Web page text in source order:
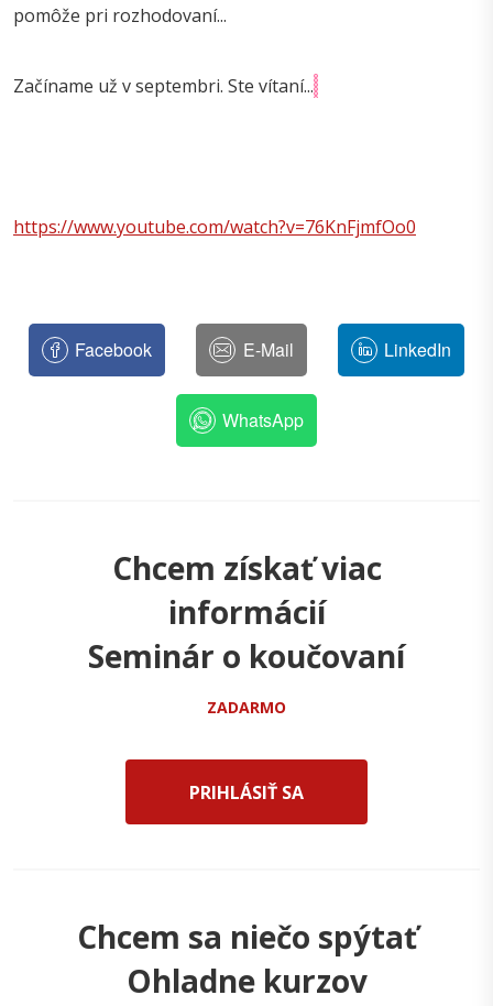
pomôže pri rozhodovaní...
Začíname už v septembri. Ste vítaní...
https://www.youtube.com/watch?v=76KnFjmfOo0
Facebook E-Mail LinkedIn
WhatsApp
Chcem získať viac
informácií
Seminár o koučovaní
ZADARMO
PRIHLÁSIŤ SA
Chcem sa niečo spýtať
Ohladne kurzov